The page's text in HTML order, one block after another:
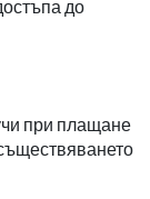
до
при плащане